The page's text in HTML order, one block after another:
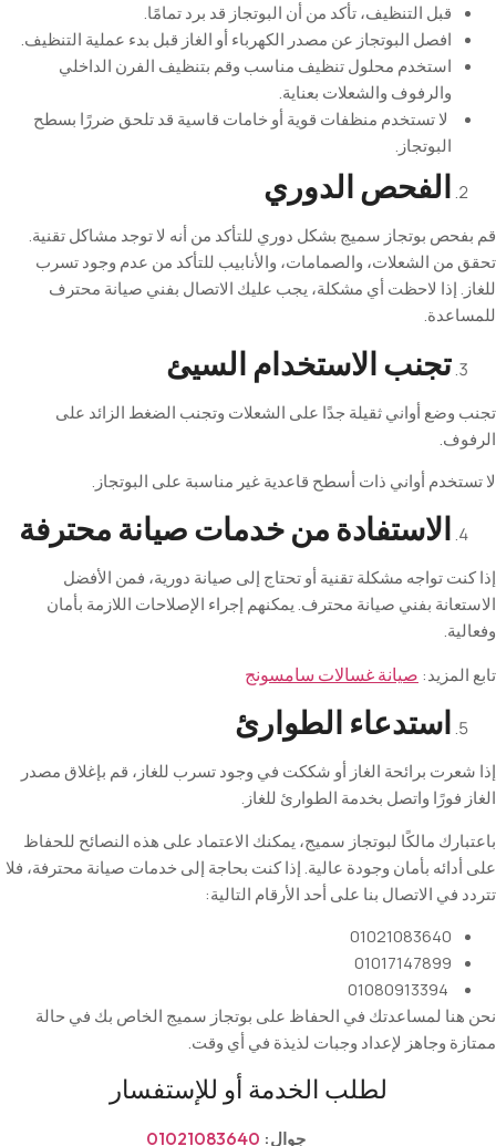
قبل التنظيف، تأكد من أن البوتجاز قد برد تمامًا .
افصل البوتجاز عن مصدر الكهرباء أو الغاز قبل بدء عملية التنظيف.
استخدم محلول تنظيف مناسب وقم بتنظيف الفرن الداخلي
والرفوف والشعلات بعناية.
لا تستخدم منظفات قوية أو خامات قاسية قد تلحق ضررًا بسطح
البوتجاز.
الفحصالدوري
بوتجاز سميج بشكل دوري للتأكد من أنه لا توجد مشاكل تقنية.
الشعلات، والصمامات، والأنابيب للتأكد من عدم وجود تسرب
إذا لاحظت أي مشكلة، يجب عليك الاتصال بفني صيانة محترف
.
تجنبالاستخدامالسيئ
أواني ثقيلة جدًا على الشعلات وتجنب الضغط الزائد على
.
أواني ذات أسطح قاعدية غير مناسبة على البوتجاز.
الاستفادةمن خدماتصيانةمحترفة
تواجه مشكلة تقنية أو تحتاج إلى صيانة دورية، فمن الأفضل
بفني صيانة محترف. يمكنهم إجراء الإصلاحات اللازمة بأمان
.
صيانة غسالات سامسونج
استدعاءالطوارئ
برائحة الغاز أو شككت في وجود تسرب للغاز، قم بإغلاق مصدر
واتصل بخدمة الطوارئ للغاز.
مالكًا لبوتجاز سميج، يمكنك الاعتماد على هذه النصائح للحفاظ
بأمان وجودة عالية. إذا كنت بحاجة إلى خدمات صيانة محترفة، فلا
الاتصال بنا على أحد الأرقام التالية :
01021083640
01017147899
لمساعدتك في الحفاظ على بوتجاز سميج الخاص بك في حالة
وجاهز لإعداد وجبات لذيذة في أي وقت.
لطلب الخدمة أو للإستفسار
جوال:01021083640